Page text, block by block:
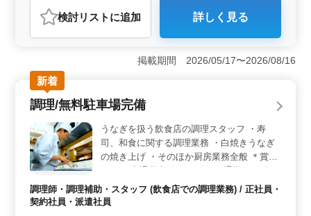
おすすめポイント
＜アクセス抜群の好立地＞ 勤務地は東京都千代田区丸
の内、最寄りは東京駅。通勤に便利な駅チカで、交通費
も実費支給（上限なし）のため、遠方からの通勤も安心
です。長期的に腰を据えて働きたい方に適していま
す。 ＜経験を活かせる職場＞ 寿司・丼・惣菜の調
理や仕込みなどを担当します。調理経験1年以上あれば応
募可能です。これまでの調理経験を発揮できます。
＜シニア活躍の環境＞ シニア人材が活躍する職場で
す。年齢は不問で挑戦できるお仕事です。培ってきたス
キルを活かして、即戦力となり活躍できます。
検討リスト に追加 詳しく見る
掲載期間 2026/05/17〜2026/08/16
新着
調理/無料駐車場完備
うなぎを扱う飲食店の調理スタッフ ・寿
司、和食に関する調理業務 ・白焼きうなぎ
の焼き上げ ・そのほか厨房業務全般 ＊賞与
料駐車場完備 シニア世代が活躍中！ これま
での経験を活かして、うなぎ料理店で腕をふ
調理師・調理補助・スタッフ (飲食店での調理業務) / 正社員・
契約社員・派遣社員